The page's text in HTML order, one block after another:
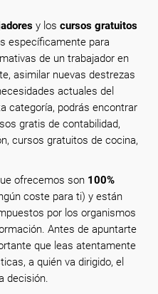
y los cursos gratuitos
específicamente para
de un trabajador en
asimilar nuevas destrezas
actuales del
categoría, podrás encontrar
gratis de contabilidad,
cursos gratuitos de cocina,
ofrecemos son 100%
coste para ti) y están
por los organismos
Antes de apuntarte
que leas atentamente
a quién va dirigido, el
decisión.